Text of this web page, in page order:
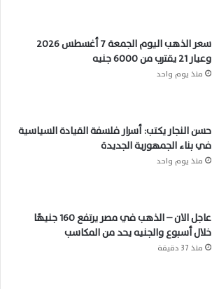
سعر الذهب اليوم الجمعة 7 أغسطس 2026
وعيار 21 يقترب من 6000 جنيه
منذ يوم واحد
حسن النجار يكتب: أسرار فلسفة القيادة السياسية
في بناء الجمهورية الجديدة
منذ يوم واحد
عاجل الان – الذهب في مصر يرتفع 160 جنيهًا
خلال أسبوع والجنيه يحد من المكاسب
منذ 37 دقيقة